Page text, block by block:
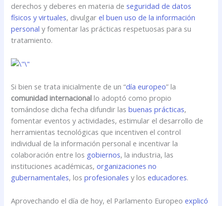
derechos y deberes en materia de seguridad de datos
físicos y virtuales, divulgarel buen uso de la información
personal y fomentar las prácticas respetuosas para su
tratamiento.
Si bien se trata inicialmente de un “día europeo” la
comunidad internacional lo adoptó como propio
tomándose dicha fecha difundir lasbuenas prácticas,
fomentar eventos y actividades, estimular el desarrollo de
herramientas tecnológicas que incentiven el control
individual de la información personal e incentivar la
colaboración entre los gobiernos, la industria, las
instituciones académicas,organizaciones no
gubernamentales, losprofesionales y loseducadores.
Aprovechando el día de hoy, el Parlamento Europeoexplicó